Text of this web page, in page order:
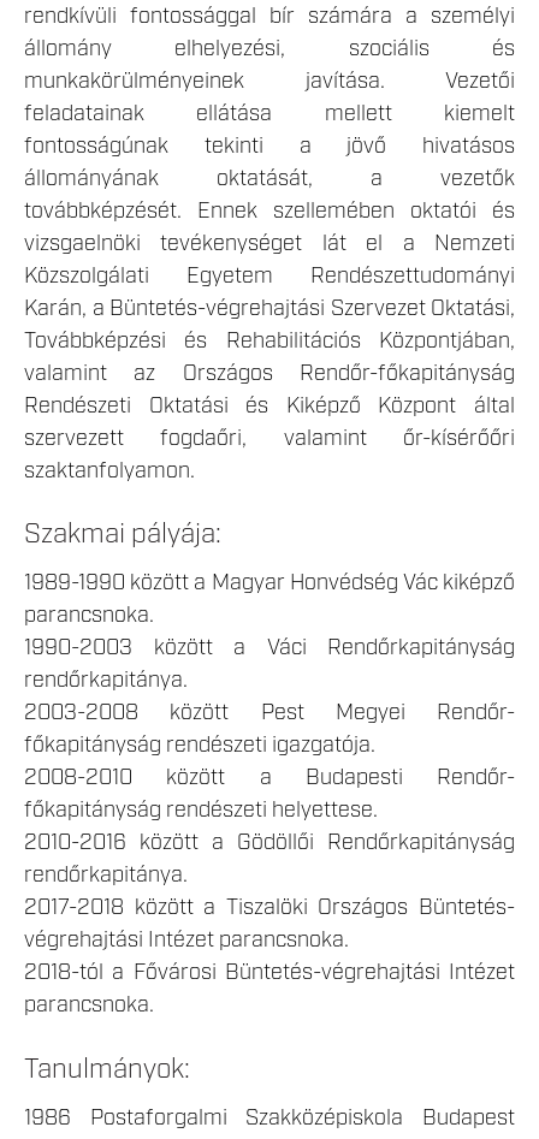
rendkívüli fontossággal bír számára a személyi
állomány elhelyezési, szociális és
munkakörülményeinek javítása. Vezetői
feladatainak ellátása mellett kiemelt
fontosságúnak tekinti a jövő hivatásos
állományának oktatását, a vezetők
továbbképzését. Ennek szellemében oktatói és
vizsgaelnöki tevékenységet lát el a Nemzeti
Közszolgálati Egyetem Rendészettudományi
Karán, a Büntetés-végrehajtási Szervezet Oktatási,
Továbbképzési és Rehabilitációs Központjában,
valamint az Országos Rendőr-főkapitányság
Rendészeti Oktatási és Kiképző Központ által
szervezett fogdaőri, valamint őr-kísérőőri
szaktanfolyamon.
Szakmai pályája:
1989-1990 között a Magyar Honvédség Vác kiképző
parancsnoka.
1990-2003 között a Váci Rendőrkapitányság
rendőrkapitánya.
2003-2008 között Pest Megyei Rendőr-
főkapitányság rendészeti igazgatója.
2008-2010 között a Budapesti Rendőr-
főkapitányság rendészeti helyettese.
2010-2016 között a Gödöllői Rendőrkapitányság
rendőrkapitánya.
2017-2018 között a Tiszalöki Országos Büntetés-
végrehajtási Intézet parancsnoka.
2018-tól a Fővárosi Büntetés-végrehajtási Intézet
parancsnoka.
Tanulmányok:
1986 Postaforgalmi Szakközépiskola Budapest